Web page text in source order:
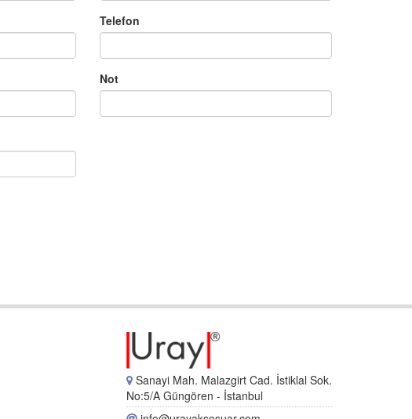
Telefon
Not
Sanayi Mah. Malazgirt Cad. İstiklal Sok.
No:5/A Güngören - İstanbul